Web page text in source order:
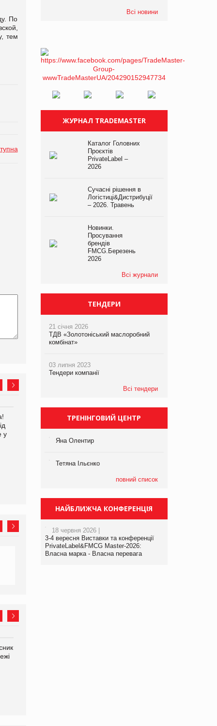
По
тем
у
EVA.UA запустила
не очікують побачити на
Kraft Heinz скоротила
Всі новини
ЖУРНАЛ TRADEMASTER
Каталог Головних
Проєктів
PrivateLabel –
2026
Сучасні рішення в
Логістиці&Дистрибуції
– 2026. Травень
Новинки.
Просування
брендів
FMCG.Березень
2026
Всі журнали
ТЕНДЕРИ
21 січня 2026
ТДВ «Золотоніський маслоробний
комбінат»
03 липня 2023
Тендери компанії
Всі тендери
ТРЕНІНГОВИЙ ЦЕНТР
Яна Олентир
Тетяна Ільєнко
повний список
НАЙБЛИЖЧА КОНФЕРЕНЦІЯ
18 червня 2026 |
3-4 вересня Виставки та конференції
PrivateLabel&FMCG Master-2026:
Власна марка - Власна перевага